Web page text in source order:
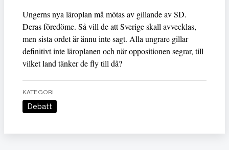
Ungerns nya läroplan må mötas av gillande av SD.
Deras föredöme. Så vill de att Sverige skall avvecklas,
men sista ordet är ännu inte sagt. Alla ungrare gillar
definitivt inte läroplanen och när oppositionen segrar, till
vilket land tänker de fly till då?
KATEGORI
Debatt